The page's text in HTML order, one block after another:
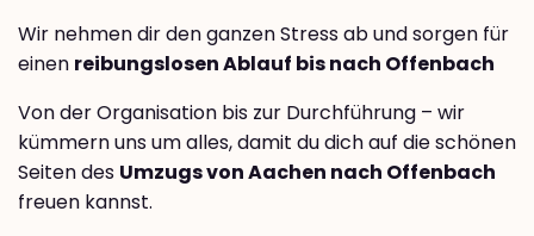
Wir nehmen dir den ganzen Stress ab und sorgen für
einen reibungslosen Ablauf bis nach Offenbach
Von der Organisation bis zur Durchführung – wir
kümmern uns um alles, damit du dich auf die schönen
Seiten des Umzugs von Aachen nach Offenbach
freuen kannst.